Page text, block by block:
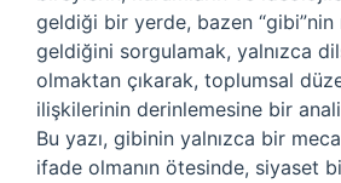
geldiği bir yerde, bazen “gibi”nin
geldiğini sorgulamak, yalnızca
olmaktan çıkarak, toplumsal
ilişkilerinin derinlemesine bir
Bu yazı, gibinin yalnızca bir
ifade olmanın ötesinde, siyaset